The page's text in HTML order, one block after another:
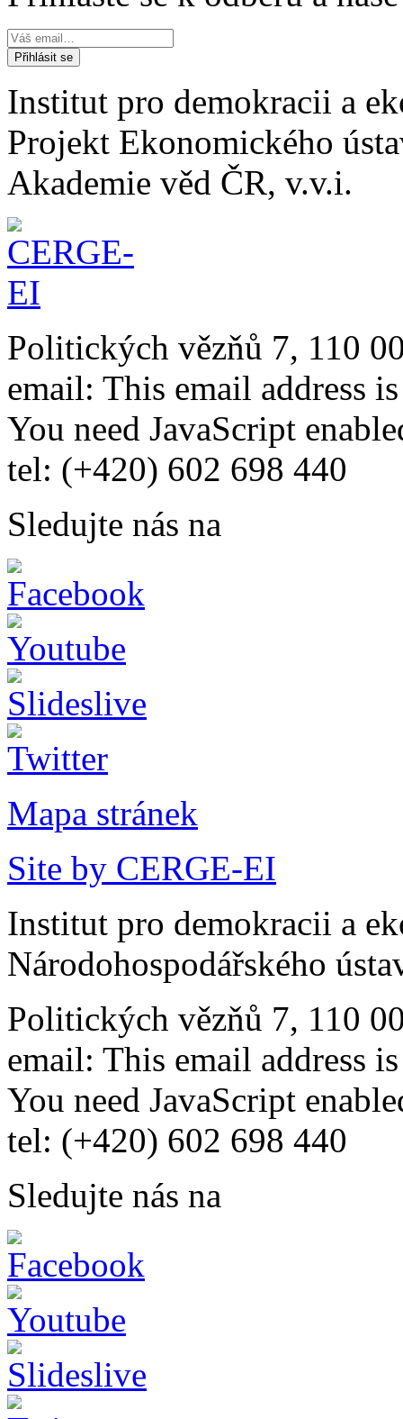
Institut pro demokracii a
Projekt Ekonomického
Akademie věd ČR, v.v.i.
Politických vězňů 7, 110
email: This email address
You need JavaScript
tel: (+420) 602 698 440
Sledujte nás na
Mapa stránek
Site by CERGE-EI
Institut pro demokracii a
Národohospodářského
Politických vězňů 7, 110
email: This email address
You need JavaScript
tel: (+420) 602 698 440
Sledujte nás na